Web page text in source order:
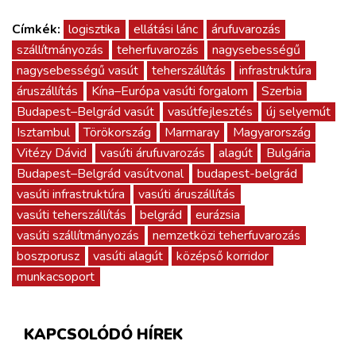
Címkék: logisztika ellátási lánc
árufuvarozás
szállítmányozás
teherfuvarozás
nagysebességű
nagysebességű vasút
teherszállítás
infrastruktúra
áruszállítás
Kína–Európa vasúti forgalom
Szerbia
Budapest–Belgrád vasút
vasútfejlesztés
új selyemút
Isztambul
Törökország Marmaray
Magyarország
Vitézy Dávid
vasúti árufuvarozás alagút
Bulgária
Budapest–Belgrád vasútvonal
budapest-belgrád
vasúti infrastruktúra
vasúti áruszállítás
vasúti teherszállítás
belgrád
eurázsia
vasúti szállítmányozás
nemzetközi teherfuvarozás
boszporusz
vasúti alagút
középső korridor
munkacsoport
KAPCSOLÓDÓ HÍREK